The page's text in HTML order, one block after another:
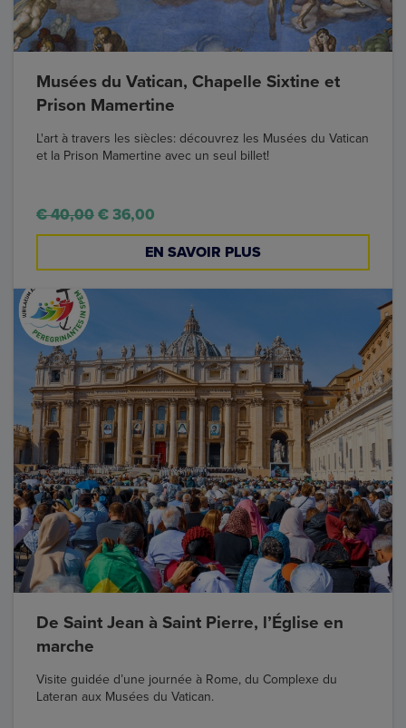
Musées du Vatican, Chapelle Sixtine et
Prison Mamertine
L'art à travers les siècles: découvrez les Musées du Vatican
et la Prison Mamertine avec un seul billet!
€ 40,00€ 36,00
EN SAVOIR PLUS
De Saint Jean à Saint Pierre, l’Église en
marche
Visite guidée d’une journée à Rome, du Complexe du
Lateran aux Musées du Vatican.